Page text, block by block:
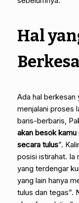
Hal
Ada hal berkesan
menjalani proses
baris-berbaris,
akan besok kamu
secara tulus”.
posisi istirahat. Ia
yang terdengar
yang lain hanya
tulus dan tegas”.